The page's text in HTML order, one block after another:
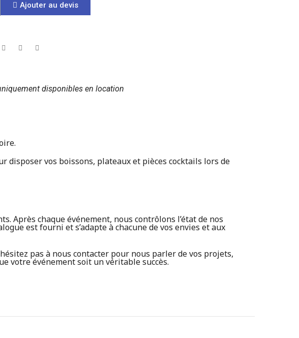
Ajouter au devis
disponibles en location
disposer vos boissons, plateaux et pièces cocktails lors de
Après chaque événement, nous contrôlons l’état de nos
est fourni et s’adapte à chacune de vos envies et aux
pas à nous contacter pour nous parler de vos projets,
votre événement soit un véritable succès.